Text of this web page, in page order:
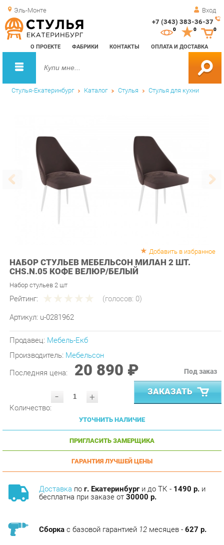
Эль-Монте Вход
+7 (343) 383-36-37
О ПРОЕКТЕ ФАБРИКИ КОНТАКТЫ ОПЛАТА И ДОСТАВКА
0 0
Стулья-Екатеринбург Каталог Стулья Стулья для кухни
НАБОР СТУЛЬЕВ МЕБЕЛЬСОН МИЛАН 2 ШТ.
CHS.N.05 КОФЕ ВЕЛЮР/БЕЛЫЙ
Набор стульев 2 шт
Рейтинг:
u-0281962
Производитель:Мебельсон
Последняя цена:
20 890 ₽
- ЗАКАЗАТЬ
УТОЧНИТЬ НАЛИЧИЕ
ПРИГЛАСИТЬ ЗАМЕРЩИКА
ГАРАНТИЯ ЛУЧШЕЙ ЦЕНЫ
Доставкапог. Екатеринбурги до ТК -1490 р.и